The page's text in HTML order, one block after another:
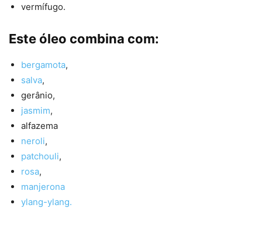
vermífugo.
Este óleo combina com:
bergamota,
salva,
gerânio,
jasmim,
alfazema
neroli,
patchouli,
rosa,
manjerona
ylang-ylang.